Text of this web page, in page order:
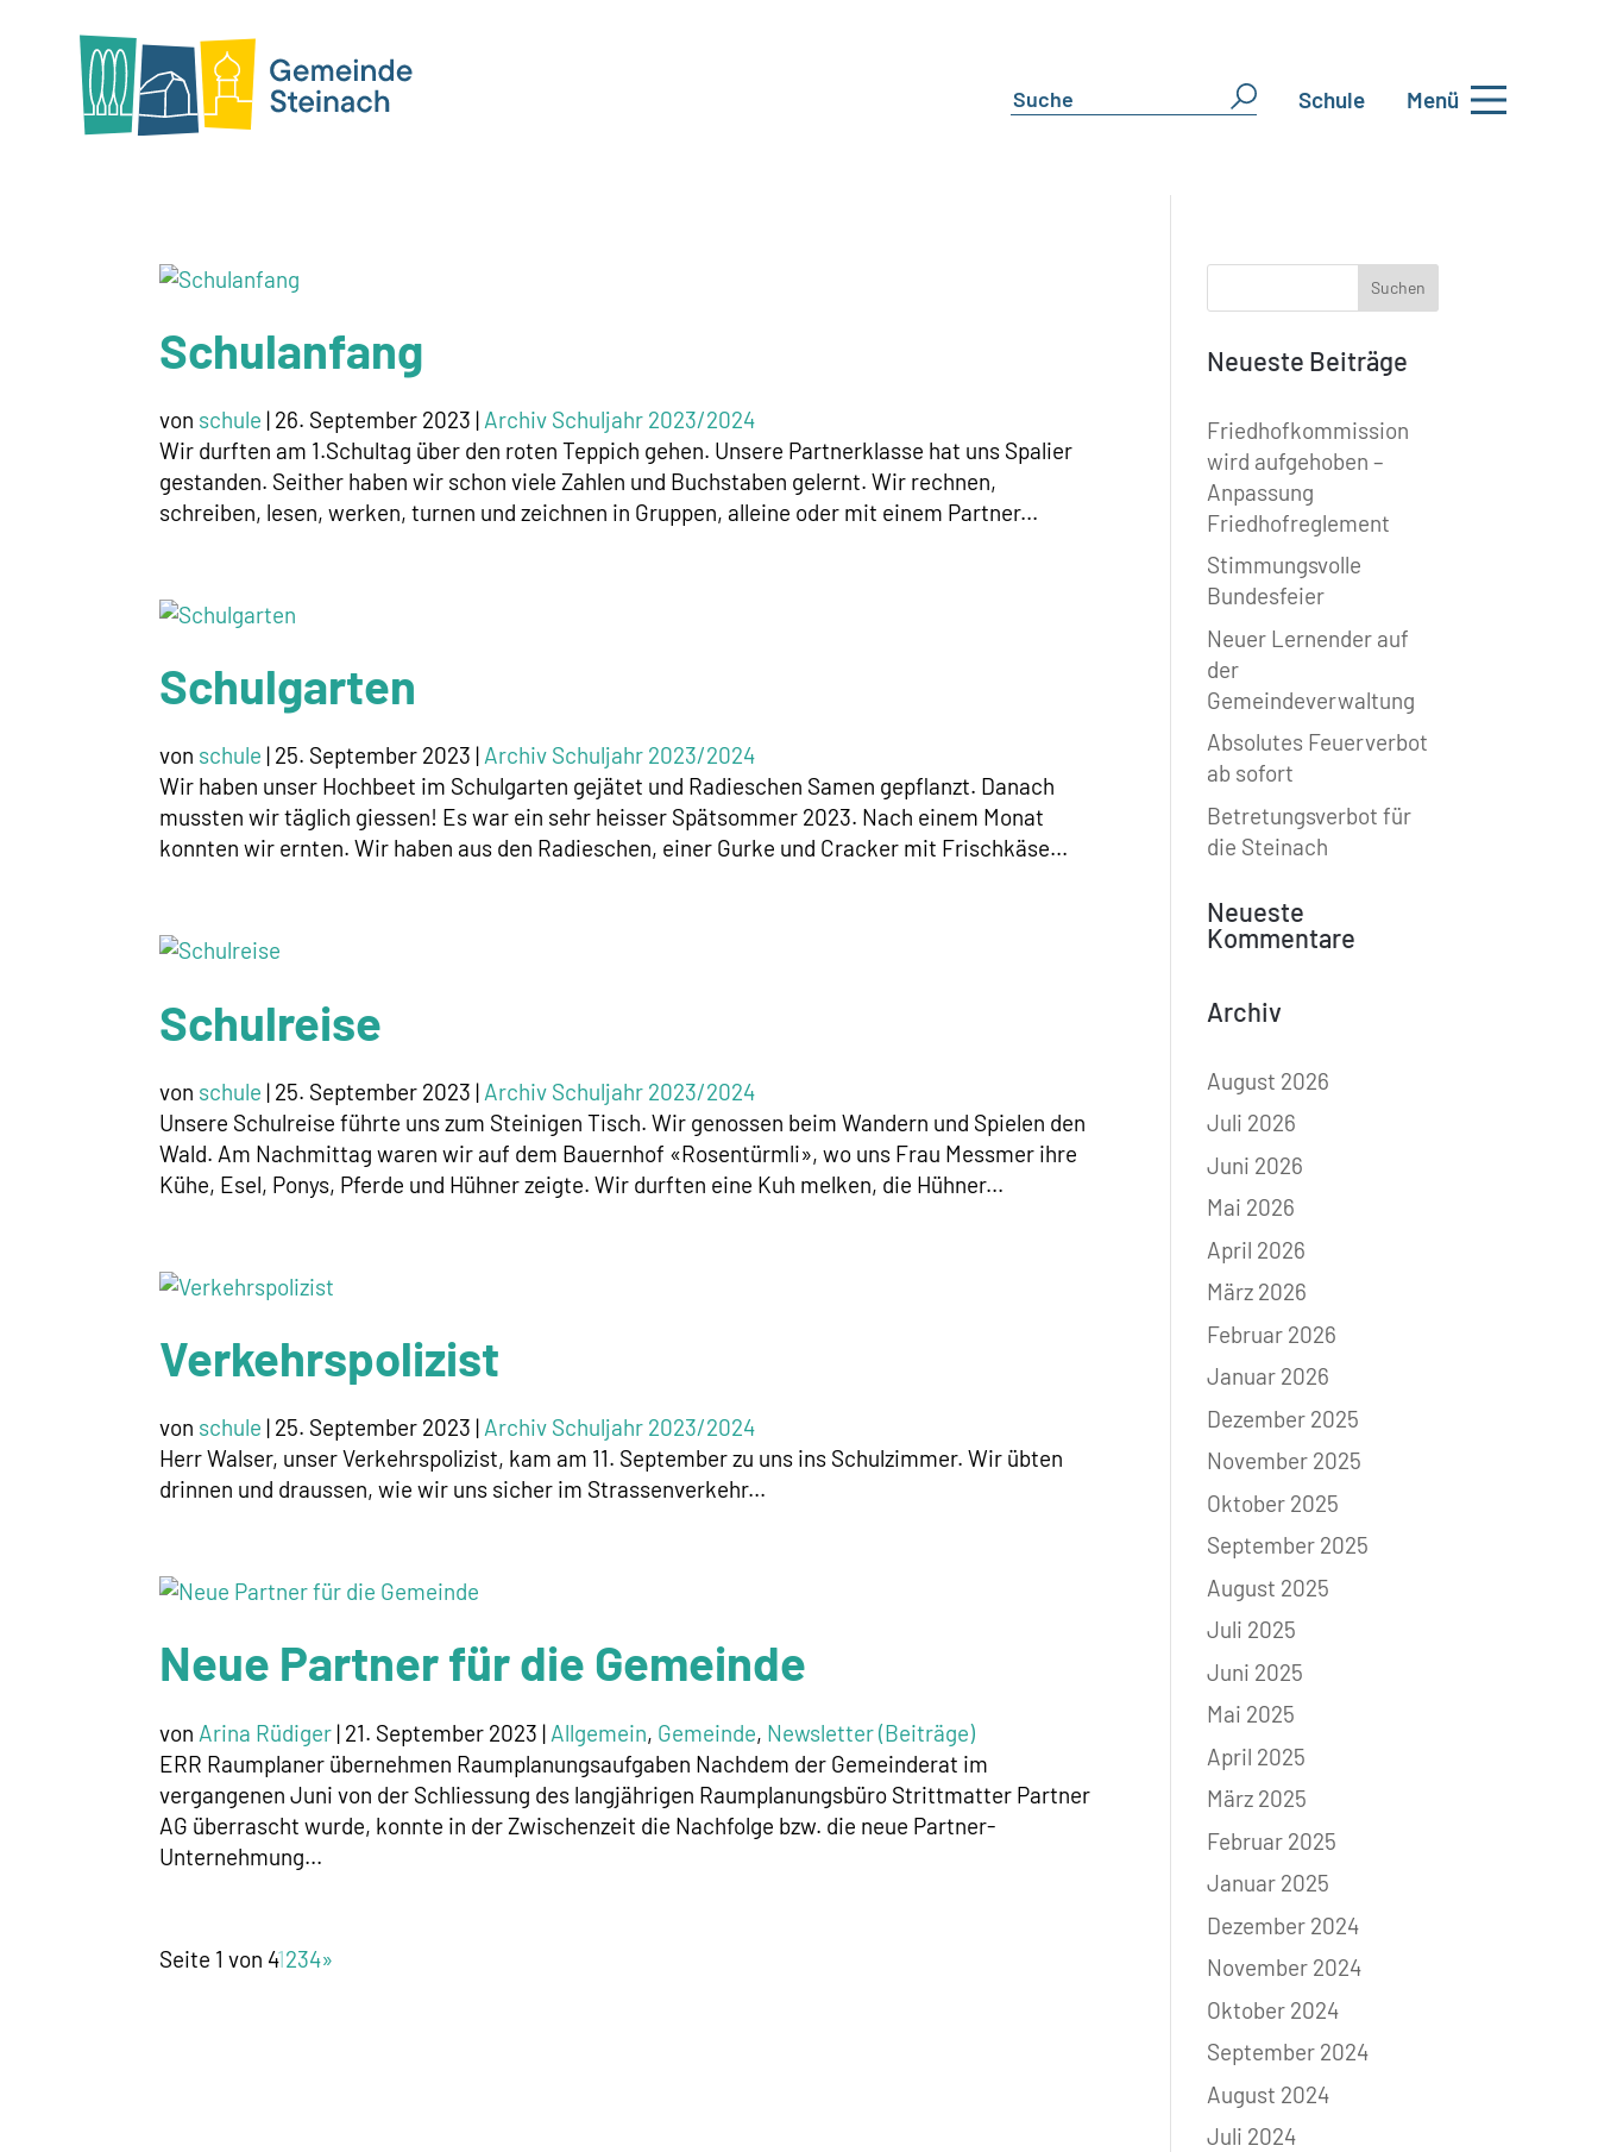
Schule Menü
Schulanfang
von schule | 26. September 2023 | Archiv Schuljahr 2023/2024
Wir durften am 1.Schultag über den roten Teppich gehen. Unsere Partnerklasse hat uns Spalier
gestanden. Seither haben wir schon viele Zahlen und Buchstaben gelernt. Wir rechnen,
schreiben, lesen, werken, turnen und zeichnen in Gruppen, alleine oder mit einem Partner...
Schulgarten
von schule | 25. September 2023 | Archiv Schuljahr 2023/2024
Wir haben unser Hochbeet im Schulgarten gejätet und Radieschen Samen gepflanzt. Danach
mussten wir täglich giessen! Es war ein sehr heisser Spätsommer 2023. Nach einem Monat
konnten wir ernten. Wir haben aus den Radieschen, einer Gurke und Cracker mit Frischkäse...
Schulreise
von schule | 25. September 2023 | Archiv Schuljahr 2023/2024
Unsere Schulreise führte uns zum Steinigen Tisch. Wir genossen beim Wandern und Spielen den
Wald. Am Nachmittag waren wir auf dem Bauernhof «Rosentürmli», wo uns Frau Messmer ihre
Kühe, Esel, Ponys, Pferde und Hühner zeigte. Wir durften eine Kuh melken, die Hühner...
Verkehrspolizist
von schule | 25. September 2023 | Archiv Schuljahr 2023/2024
Herr Walser, unser Verkehrspolizist, kam am 11. September zu uns ins Schulzimmer. Wir übten
drinnen und draussen, wie wir uns sicher im Strassenverkehr...
Neue Partner für die Gemeinde
von Arina Rüdiger| 21. September 2023 | Allgemein, Gemeinde, Newsletter (Beiträge)
ERR Raumplaner übernehmen Raumplanungsaufgaben Nachdem der Gemeinderat im
vergangenen Juni von der Schliessung des langjährigen Raumplanungsbüro Strittmatter Partner
AG überrascht wurde, konnte in der Zwischenzeit die Nachfolge bzw. die neue Partner-
Unternehmung...
Seite 1 von 41234»
Neueste Beiträge
Friedhofkommission
wird aufgehoben –
Anpassung
Friedhofreglement
Stimmungsvolle
Bundesfeier
Neuer Lernender auf
der
Gemeindeverwaltung
Absolutes Feuerverbot
ab sofort
Betretungsverbot für
die Steinach
Neueste
Kommentare
Archiv
August 2026
Juli 2026
Juni 2026
Mai 2026
April 2026
März 2026
Februar 2026
Januar 2026
Dezember 2025
November 2025
Oktober 2025
September 2025
August 2025
Juli 2025
Juni 2025
Mai 2025
April 2025
März 2025
Februar 2025
Januar 2025
Dezember 2024
November 2024
Oktober 2024
September 2024
August 2024
Juli 2024